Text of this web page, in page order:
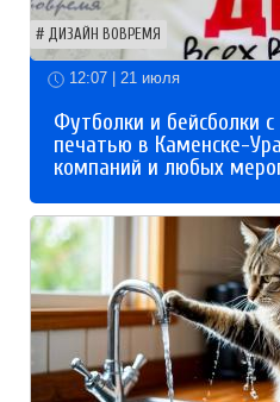
ДИЗАЙН ВОВРЕМЯ
12:07 | 21 июля
Футболки и бейсболки
печатью в Каменске-
компаний и любых